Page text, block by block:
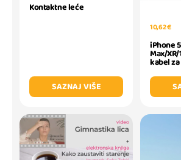
Kontaktne leće
SAZNAJ VIŠE
10,62 €
iPhone
Max/XR/
kabel